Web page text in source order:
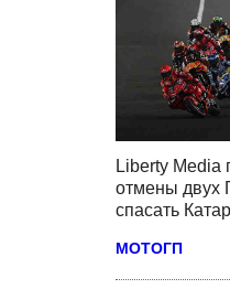
Liberty Media
отмены двух
спасать Катар
МОТОГП